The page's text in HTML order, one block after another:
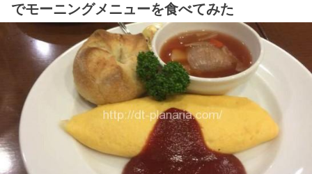
でモーニングメニューを食べてみた